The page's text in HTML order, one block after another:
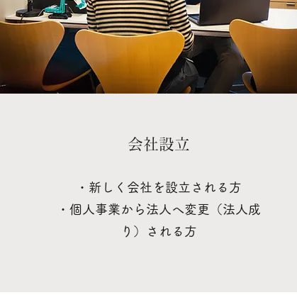
​​会社設立
・新しく会社を設立される方
・個人事業から法人へ変更（法人成
り）される方